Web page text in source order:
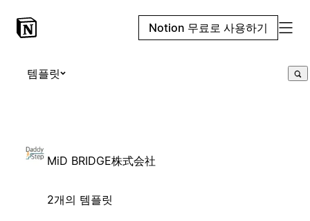
Notion 무료로 사용하기
템플릿
MiD BRIDGE株式会社
2개의 템플릿